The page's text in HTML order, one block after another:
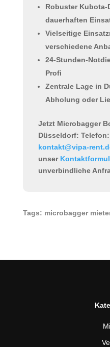
Robuster Kubota-
dauerhaften
Vielseitige
verschiedene
24-Stunden-
Profi
Zentrale Lage in
Abholung oder
Jetzt Microbagger
Düsseldorf: Telefon:
kontakt@vipa-
unser
unverbindliche
Tags: microbagger